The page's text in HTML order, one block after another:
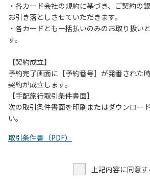
・各カード会社の規約に基づき、ご契約の
お引き落としさせていただきます。
・各カードとも一括払いのみのお取り扱い
す。
【契約成立】
予約完了画面に［予約番号］が発番された
契約が成立します。
【手配旅行取引条件書面】
次の取引条件書面を印刷またはダウンロー
い。
取引条件書（PDF）
上記内容に同意す